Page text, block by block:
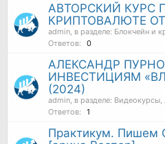
АВТОРСКИЙ КУРС
КРИПТОВАЛЮТЕ ОТ
admin , в разделе: Блокчейн и
Ответов:
0
АЛЕКСАНДР
ИНВЕСТИЦИЯМ
(2024)
admin , в разделе: Видеокурсы,
Ответов:
1
Практикум. Пишем